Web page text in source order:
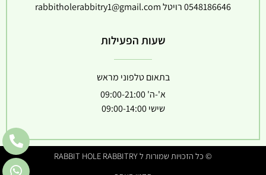
0548186646רויטלrabbitholerabbitry1@gmail.com
שעות הפעילות
בתאום טלפוני מראש
א'-ה' 09:00-21:00
שישי 09:00-14:00
© כל הזכויות שמורות ל RABBIT HOLE RABBITRY